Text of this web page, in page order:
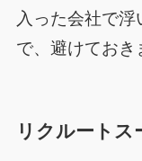
入った会社で
で、避けておき
リクルートス